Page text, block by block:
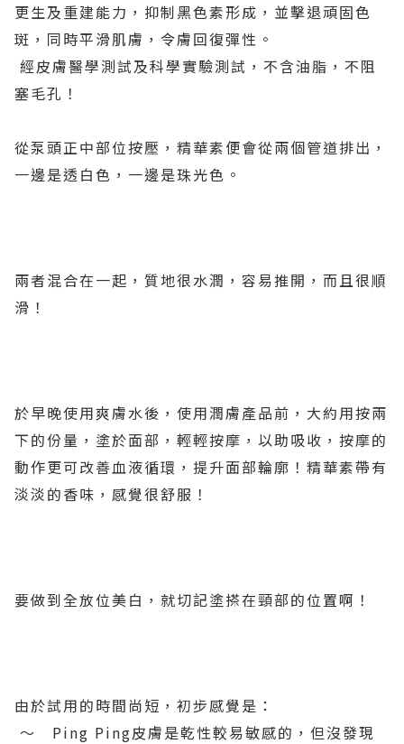
更生及重建能力，抑制黑色素形成，並擊退頑固色
斑，同時平滑肌膚，令膚回復彈性。
經皮膚醫學測試及科學實驗測試，不含油脂，不阻
塞毛孔！
從泵頭正中部位按壓，精華素便會從兩個管道排出，
一邊是透白色，一邊是珠光色。
兩者混合在一起，質地很水潤，容易推開，而且很順
滑！
於早晚使用爽膚水後，使用潤膚產品前，大約用按兩
下的份量，塗於面部，輕輕按摩，以助吸收，按摩的
動作更可改善血液循環，提升面部輪廓！精華素帶有
淡淡的香味，感覺很舒服！
要做到全放位美白，就切記塗搽在頸部的位置啊！
由於試用的時間尚短，初步感覺是：
～ Ping Ping皮膚是乾性較易敏感的，但沒發現